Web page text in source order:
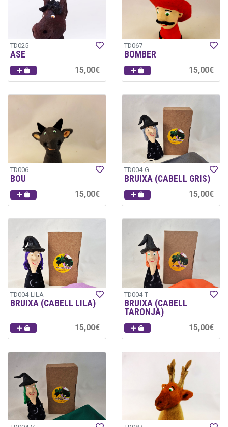
TD025
ASE
15,00€
TD067
BOMBER
15,00€
TD006
BOU
15,00€
TD004-G
BRUIXA (CABELL GRIS)
15,00€
TD004-LILA
BRUIXA (CABELL LILA)
15,00€
TD004-T
BRUIXA (CABELL
TARONJA)
15,00€